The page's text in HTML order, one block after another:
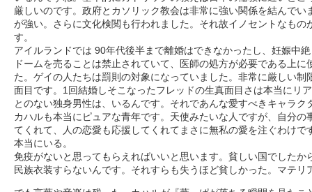
権・リンク ｜ 映画のなかの建築｜ おいしい
厳しいのです。政府とカソリック教会は非常に強い関係を結んでい
が強い。さらに文化検閲も行われました。それ故イノセントなもの
す。
アイルランドでは 90年代後半まで離婚はできなかったし、妊娠中
ドームを売ることは禁止されていて、医師の処方が必要である上
た。ゲイの人たちは罰則の対象になっていました。非常に厳しい制
面目です。1回結婚しそこなったフレッドの生真面目さは本当にリ
とのない独身男性は、いるんです。それであんな愛すべきキャラク
カハルも本当にピュアな青年です。天使みたいな人ですが、自分の
てくれて、人の恋愛も応援してくれてまさに無私の愛を注ぐわけで
本当にいる。
免疫がないと思ってもらえればいいと思います。貧しい国でしたか
民族衣装すらないんです。それすらも失うほど貧しかった。マテ